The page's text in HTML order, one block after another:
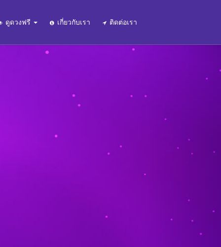
ดูดวงฟรี เกี่ยวกับเรา ติดต่อเรา